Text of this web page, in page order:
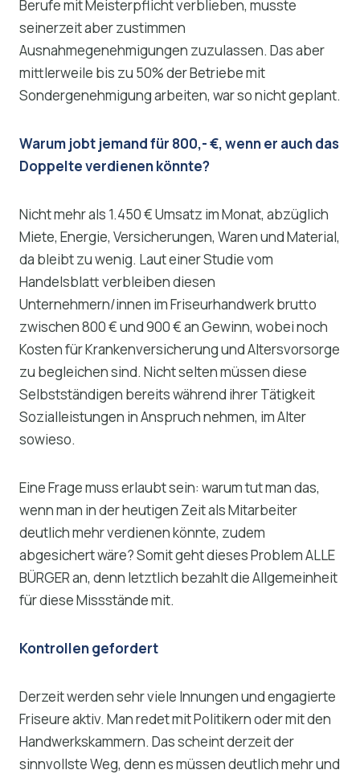
Berufe mit Meisterpflicht verblieben, musste
seinerzeit aber zustimmen
Ausnahmegenehmigungen zuzulassen. Das aber
mittlerweile bis zu 50% der Betriebe mit
Sondergenehmigung arbeiten, war so nicht geplant.
Warum jobt jemand für 800,- €, wenn er auch das
Doppelte verdienen könnte?
Nicht mehr als 1.450 € Umsatz im Monat, abzüglich
Miete, Energie, Versicherungen, Waren und Material,
da bleibt zu wenig. Laut einer Studie vom
Handelsblatt verbleiben diesen
Unternehmern/innen im Friseurhandwerk brutto
zwischen 800 € und 900 € an Gewinn, wobei noch
Kosten für Krankenversicherung und Altersvorsorge
zu begleichen sind. Nicht selten müssen diese
Selbstständigen bereits während ihrer Tätigkeit
Sozialleistungen in Anspruch nehmen, im Alter
sowieso.
Eine Frage muss erlaubt sein: warum tut man das,
wenn man in der heutigen Zeit als Mitarbeiter
deutlich mehr verdienen könnte, zudem
abgesichert wäre? Somit geht dieses Problem ALLE
BÜRGER an, denn letztlich bezahlt die Allgemeinheit
für diese Missstände mit.
Kontrollen gefordert
Derzeit werden sehr viele Innungen und engagierte
Friseure aktiv. Man redet mit Politikern oder mit den
Handwerkskammern. Das scheint derzeit der
sinnvollste Weg, denn es müssen deutlich mehr und